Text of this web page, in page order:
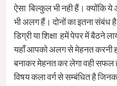
ऐसा बिल्कुल भी नही हैं। क्योंकि
भी अलग हैं। दोनों का इतना संबंध
डिग्री या शिक्षा हमें पेपर में बैठने
यहाँ आपको अलग से मेहनत करनी
बनाकर मेहनत कर लेगा वही सफल
विषय कला वर्ग से सम्बंधित है